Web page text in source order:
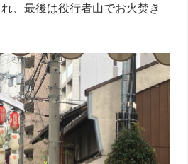
、最後は役行者山でお火焚き